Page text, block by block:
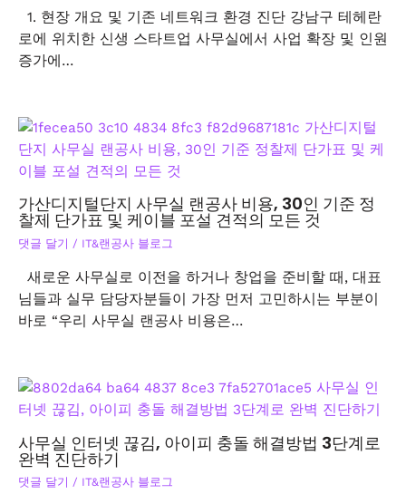
1. 현장 개요 및 기존 네트워크 환경 진단 강남구 테헤란
로에 위치한 신생 스타트업 사무실에서 사업 확장 및 인원
증가에…
가산디지털단지 사무실 랜공사 비용, 30인 기준 정
찰제 단가표 및 케이블 포설 견적의 모든 것
댓글 달기 / IT&랜공사 블로그
새로운 사무실로 이전을 하거나 창업을 준비할 때, 대표
님들과 실무 담당자분들이 가장 먼저 고민하시는 부분이
바로 “우리 사무실 랜공사 비용은…
사무실 인터넷 끊김, 아이피 충돌 해결방법 3단계로
완벽 진단하기
댓글 달기 / IT&랜공사 블로그